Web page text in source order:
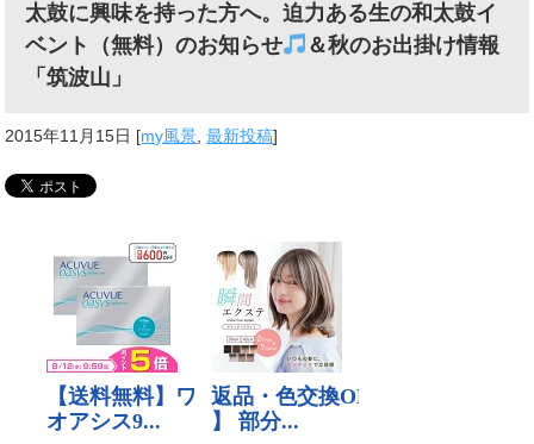
太鼓に興味を持った方へ。迫力ある生の和太鼓イ
ベント（無料）のお知らせ
＆秋のお出掛け情報
「筑波山」
2015年11月15日 [my風景,最新投稿]